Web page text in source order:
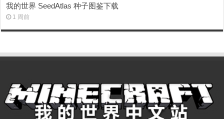
我的世界 SeedAtlas 种子图鉴下载
1 周前